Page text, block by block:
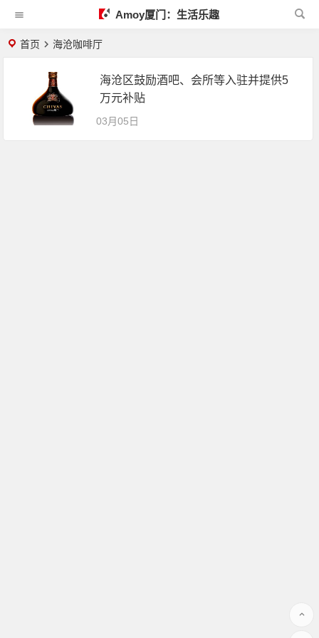
Amoy厦门：生活乐趣
首页 海沧咖啡厅
海沧区鼓励酒吧、会所等入驻并提供5
万元补贴
03月05日